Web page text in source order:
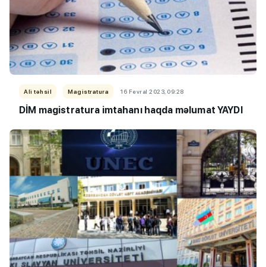
Ali təhsil Magistratura 16 Fevral 2023, 09:28
DİM magistratura imtahanı haqda məlumat YAYDI